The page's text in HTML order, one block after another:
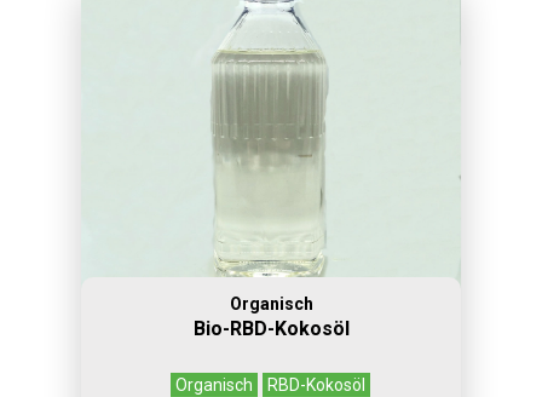
Organisch
Bio-RBD-Kokosöl
Organisch RBD-Kokosöl